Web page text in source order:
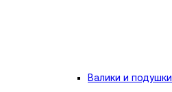
Валики и подушки